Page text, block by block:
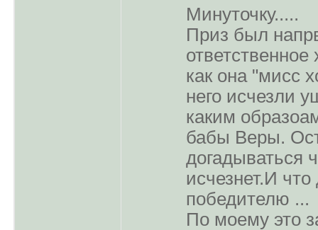
Минуточку.....
Приз был
как она "мисс
него исчезли
каким
бабы Веры.
догадываться
исчезнет.И что
победителю ...
По моему это